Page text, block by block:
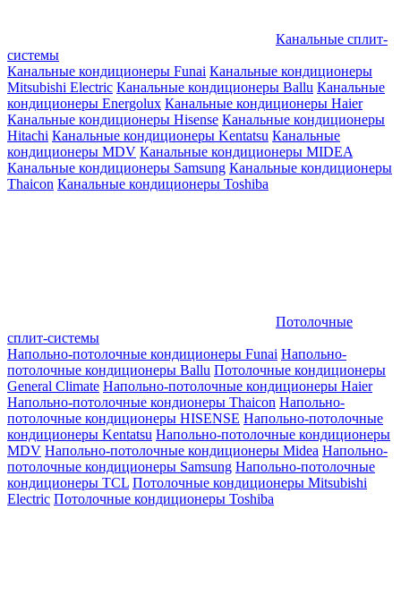
Канальные сплит-
системы
Канальные кондиционеры Funai Канальные кондиционеры
Mitsubishi Electric Канальные кондиционеры Ballu Канальные
кондиционеры Energolux Канальные кондиционеры Haier
Канальные кондиционеры Hisense Канальные кондиционеры
Hitachi Канальные кондиционеры Kentatsu Канальные
кондиционеры MDV Канальные кондиционеры MIDEA
Канальные кондиционеры Samsung Канальные кондиционеры
Thaicon Канальные кондиционеры Toshiba
Потолочные
сплит-системы
Напольно-потолочные кондиционеры Funai Напольно-
потолочные кондиционеры Ballu Потолочные кондиционеры
General Climate Напольно-потолочные кондиционеры Haier
Напольно-потолочные кондионеры Thaicon Напольно-
потолочные кондиционеры HISENSE Напольно-потолочные
кондиционеры Kentatsu Напольно-потолочные кондиционеры
MDV Напольно-потолочные кондиционеры Midea Напольно-
потолочные кондиционеры Samsung Напольно-потолочные
кондиционеры TCL Потолочные кондиционеры Mitsubishi
Electric Потолочные кондиционеры Toshiba